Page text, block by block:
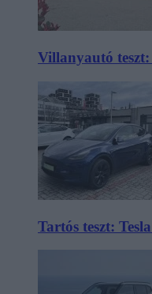
Villanyautó
Tartós teszt: